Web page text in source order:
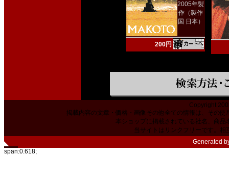
2005年製
作（製作
国 日本）
200円
Copyright
掲載内容の文章・価格・画像その他全ての情報は、その
本ショップに掲載されている社名、商
当サイトはリンクフリーです。相
Generated
span:0.618;